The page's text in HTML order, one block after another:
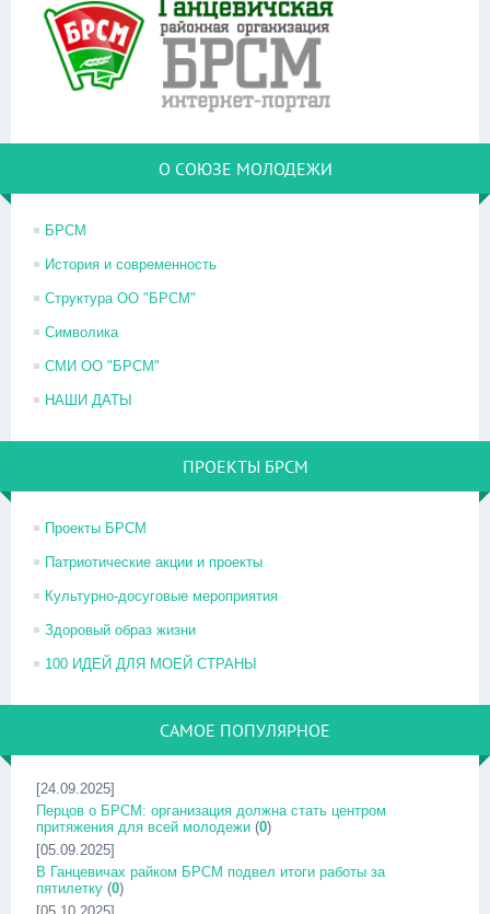
О СОЮЗЕ МОЛОДЕЖИ
БРСМ
История и современность
Структура ОО "БРСМ"
Символика
СМИ ОО "БРСМ"
НАШИ ДАТЫ
ПРОЕКТЫ БРСМ
Проекты БРСМ
Патриотические акции и проекты
Культурно-досуговые мероприятия
Здоровый образ жизни
100 ИДЕЙ ДЛЯ МОЕЙ СТРАНЫ
САМОЕ ПОПУЛЯРНОЕ
[24.09.2025]
Перцов о БРСМ: организация должна стать центром
притяжения для всей молодежи (0)
[05.09.2025]
В Ганцевичах райком БРСМ подвел итоги работы за
пятилетку (0)